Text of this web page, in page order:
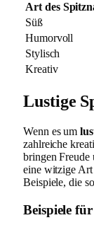
Art des
Süß
Humorvoll
Stylisch
Kreativ
Lustige
Wenn es um
zahlreiche
bringen Freude
eine witzige
Beispiele, die
Beispiele